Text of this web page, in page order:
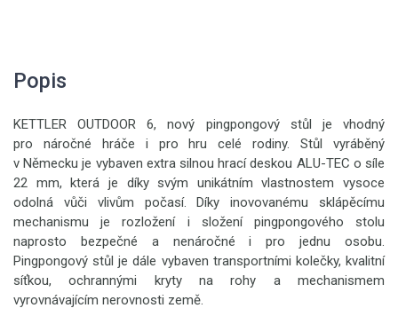
Popis
KETTLER OUTDOOR 6, nový pingpongový stůl je vhodný
pro náročné hráče i pro hru celé rodiny. Stůl vyráběný
v Německu je vybaven extra silnou hrací deskou ALU-TEC o síle
22 mm, která je díky svým unikátním vlastnostem vysoce
odolná vůči vlivům počasí. Díky inovovanému sklápěcímu
mechanismu je rozložení i složení pingpongového stolu
naprosto bezpečné a nenáročné i pro jednu osobu.
Pingpongový stůl je dále vybaven transportními kolečky, kvalitní
síťkou, ochrannými kryty na rohy a mechanismem
vyrovnávajícím nerovnosti země.